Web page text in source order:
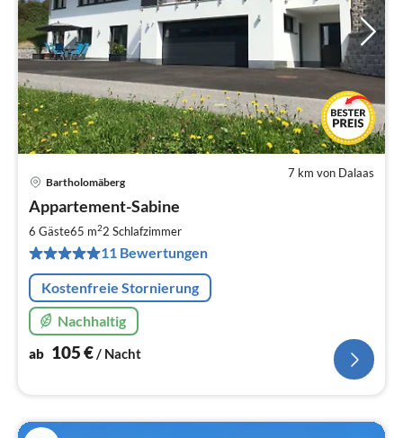
7 km von Dalaas
Bartholomäberg
Appartement-Sabine
6 Gäste65 m22 Schlafzimmer
11 Bewertungen
Kostenfreie Stornierung
Nachhaltig
ab 105€/ Nacht